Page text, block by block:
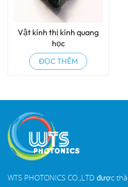
Vật kính thị kính quang
học
ĐỌC THÊM
WTS PHOTONICS CO.,LTD được